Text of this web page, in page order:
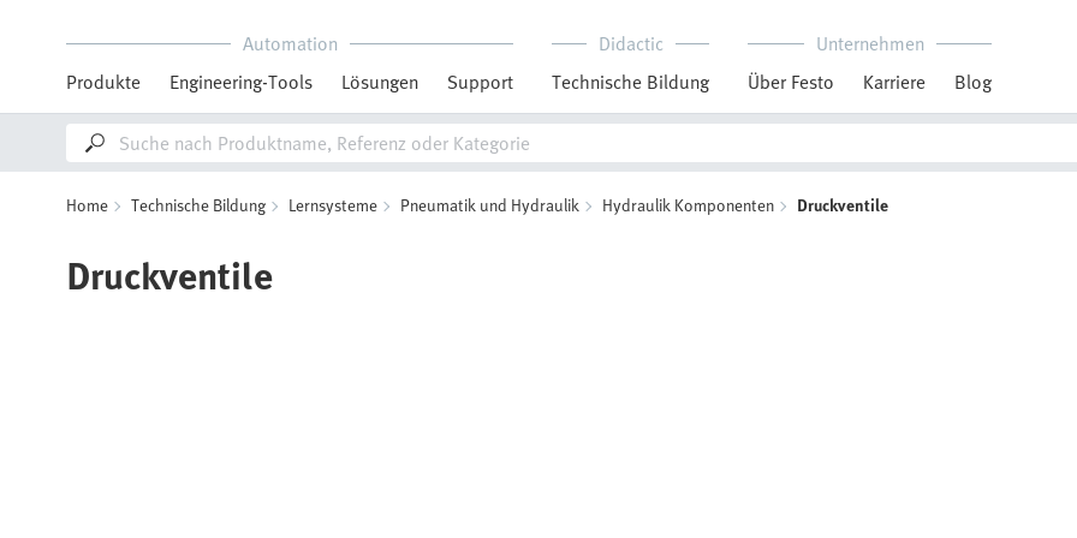
Automation
Produkte
Engineering-Tools Lösungen Support
Didactic
Technische Bildung
Unternehmen
Über Festo
Karriere Blog
Home Technische Bildung Lernsysteme Pneumatik und Hydraulik Hydraulik Komponenten Druckventile
Druckventile